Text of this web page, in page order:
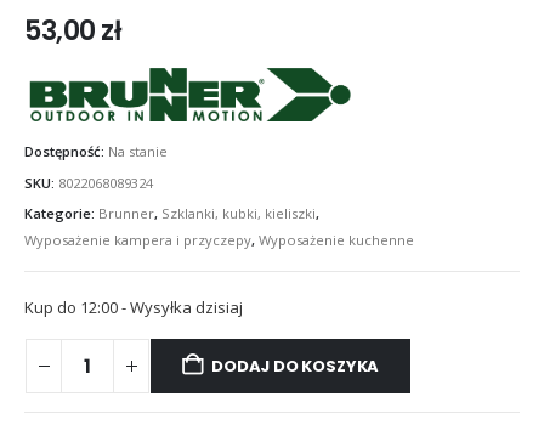
53,00zł
Dostępność: Na stanie
SKU: 8022068089324
Kategorie: Brunner, Szklanki, kubki, kieliszki,
Wyposażenie kampera i przyczepy, Wyposażenie kuchenne
Kup do 12:00 - Wysyłka dzisiaj
DODAJ DO KOSZYKA